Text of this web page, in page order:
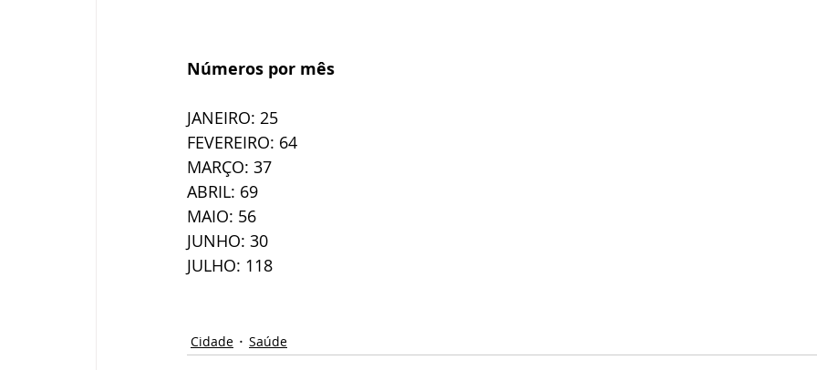
Números por mês
JANEIRO: 25
FEVEREIRO: 64
MARÇO: 37
ABRIL: 69
MAIO: 56
JUNHO: 30
JULHO: 118
Cidade Saúde